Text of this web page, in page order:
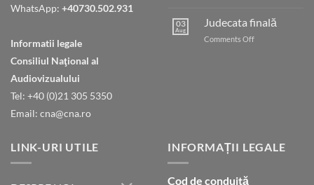
WhatsApp: +40730.502.931
Informatii legale
Consiliul Naţional al
Audiovizualului
Tel: +40 (0)21 305 5350
Email: cna@cna.ro
cu
Dumnezeu
prin
03
Aug
Judecata finală
Comments Offon
LINK-URI UTILE INFORMAȚII LEGALE
Cod de conduită